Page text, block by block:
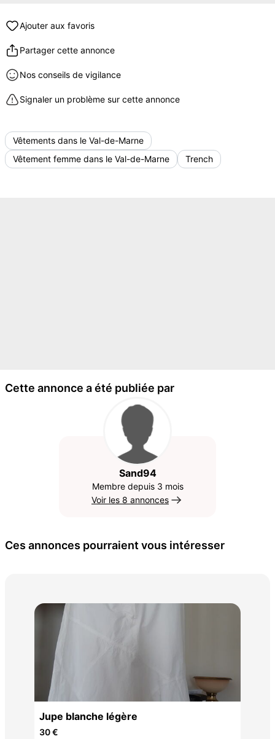
Ajouter aux favoris
Partager cette annonce
Nos conseils de vigilance
Signaler un problème sur cette annonce
Vêtements dans le Val-de-Marne
Vêtement femme dans le Val-de-Marne
Trench
Cette annonce a été publiée par
Sand94
Membre depuis 3 mois
Voir les 8 annonces
Ces annonces pourraient vous intéresser
Jupe blanche légère
30 €